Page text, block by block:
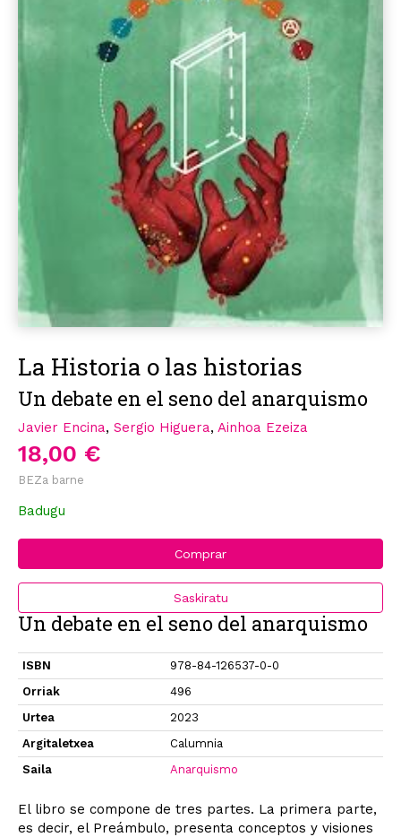
La Historia o las historias
Un debate en el seno del anarquismo
Javier Encina, Sergio Higuera, Ainhoa Ezeiza
18,00 €
BEZa barne
Badugu
Comprar
Saskiratu
Un debate en el seno del anarquismo
ISBN
978-84-126537-0-0
Orriak
496
Urtea
2023
Argitaletxea
Calumnia
Saila
Anarquismo
El libro se compone de tres partes. La primera parte,
es decir, el Preámbulo, presenta conceptos y visiones